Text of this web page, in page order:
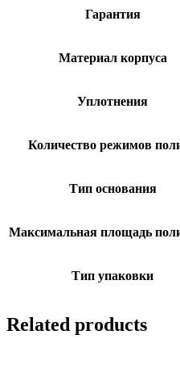
Гарантия
Материал корпуса
Уплотнения
Количество режимов
Тип основания
Максимальная площадь
Тип упаковки
Related products